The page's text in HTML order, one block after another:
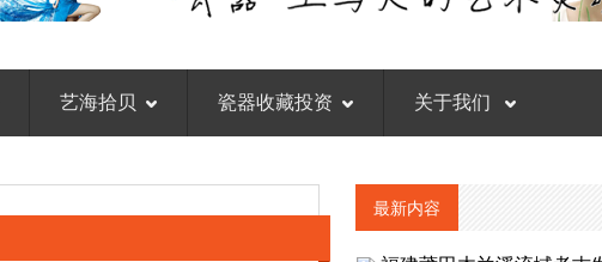
艺海拾贝 瓷器收藏投资 关于我们
最新内容